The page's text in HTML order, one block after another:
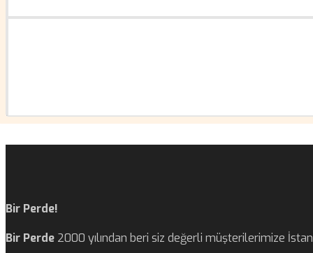
Bir Perde!
Bir Perde 2000 yılından beri siz değerli müşterilerimize